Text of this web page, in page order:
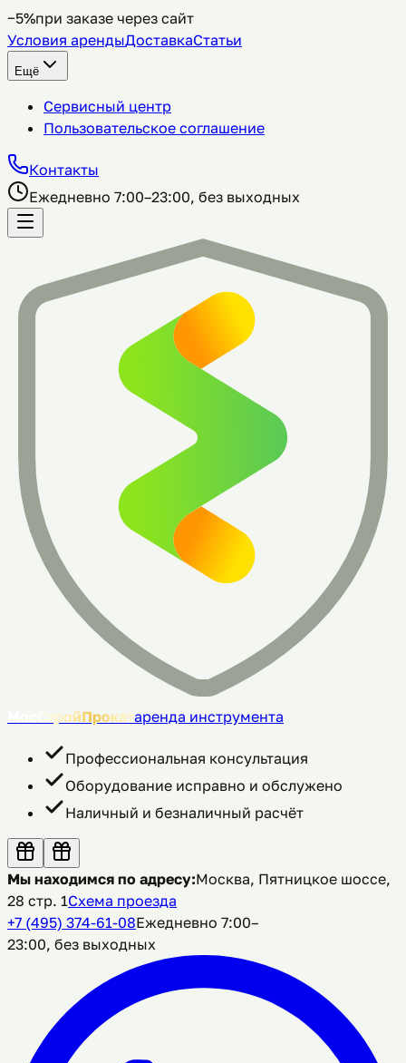
−5%при заказе через сайт
Условия арендыДоставкаСтатьи
Ещё
Сервисный центр
Пользовательское соглашение
Контакты
Ежедневно 7:00–23:00, без выходных
МосСтройПрокатаренда инструмента
Профессиональная консультация
Оборудование исправно и обслужено
Наличный и безналичный расчёт
Мы находимся по адресу:Москва, Пятницкое шоссе,
28 стр. 1Схема проезда
+7 (495) 374-61-08Ежедневно 7:00–
23:00, без выходных